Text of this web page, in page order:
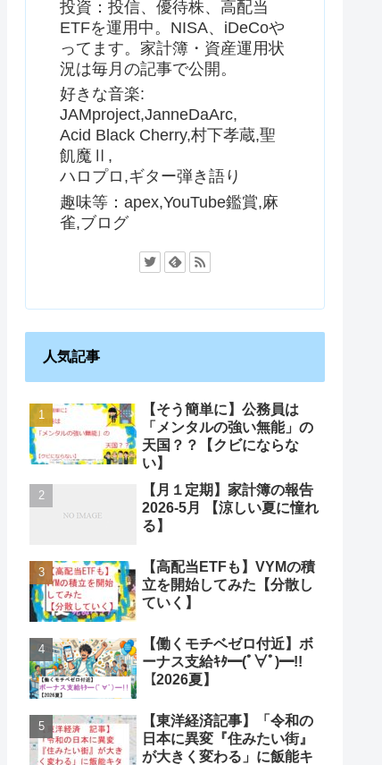
投資：投信、優待株、高配当
ETFを運用中。NISA、iDeCoや
ってます。家計簿・資産運用状
況は毎月の記事で公開。
好きな音楽:
JAMproject,JanneDaArc,
Acid Black Cherry,村下孝蔵,聖
飢魔Ⅱ,
ハロプロ,ギター弾き語り
趣味等：apex,YouTube鑑賞,麻
雀,ブログ
人気記事
【そう簡単に】公務員は
「メンタルの強い無能」の
天国？？【クビにならな
い】
【月１定期】家計簿の報告
2026-5月 【涼しい夏に憧れ
る】
【高配当ETFも】VYMの積
立を開始してみた【分散し
ていく】
【働くモチベゼロ付近】ボ
ーナス支給ｷﾀ━(ﾟ∀ﾟ)━!!
【2026夏】
【東洋経済記事】「令和の
日本に異変『住みたい街』
が大きく変わる」に飯能キ